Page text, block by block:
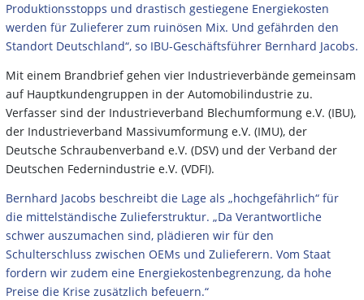
Produktionsstopps und drastisch gestiegene Energiekosten
werden für Zulieferer zum ruinösen Mix. Und gefährden den
Standort Deutschland“, so IBU-Geschäftsführer Bernhard Jacobs.
Mit einem Brandbrief gehen vier Industrieverbände gemeinsam
auf Hauptkundengruppen in der Automobilindustrie zu.
Verfasser sind der Industrieverband Blechumformung e.V. (IBU),
der Industrieverband Massivumformung e.V. (IMU), der
Deutsche Schraubenverband e.V. (DSV) und der Verband der
Deutschen Federnindustrie e.V. (VDFI).
Bernhard Jacobs beschreibt die Lage als „hochgefährlich“ für
die mittelständische Zulieferstruktur. „Da Verantwortliche
schwer auszumachen sind, plädieren wir für den
Schulterschluss zwischen OEMs und Zulieferern. Vom Staat
fordern wir zudem eine Energiekostenbegrenzung, da hohe
Preise die Krise zusätzlich befeuern.“